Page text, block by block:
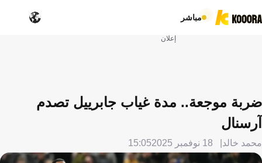
مباشر
إعلان
ضربة موجعة.. مدة غياب جابرييل تصدم
آرسنال
محمد خالد 18 نوفمبر 2025 15:05